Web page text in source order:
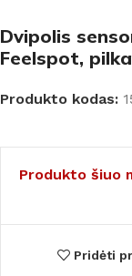
Dvipolis
Feelspot,
Produkto kodas:
Produkto šiuo
Pridėti